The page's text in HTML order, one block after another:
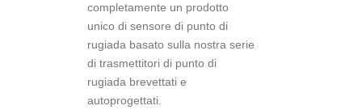
completamente un prodotto
unico di sensore di punto di
rugiada basato sulla nostra serie
di trasmettitori di punto di
rugiada brevettati e
autoprogettati.